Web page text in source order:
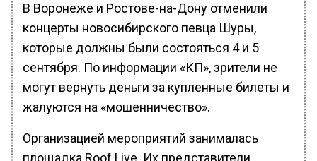
В Воронеже и Ростове-на-Дону отменили
концерты новосибирского певца Шуры,
которые должны были состояться 4 и 5
сентября. По информации «КП», зрители не
могут вернуть деньги за купленные билеты и
жалуются на «мошенничество».
Организацией мероприятий занималась
площадка Roof Live. Их представители